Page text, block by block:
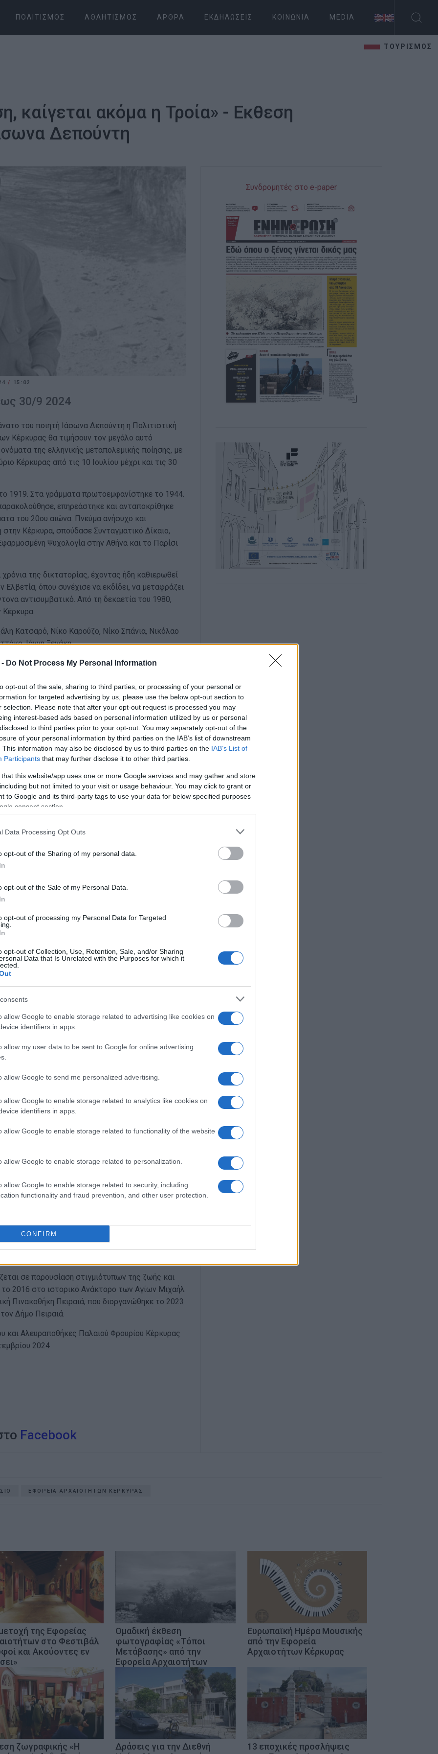
Do Not Process My Personal Information
opt-out of the sale, sharing to third parties, or processing of your personal or
for targeted advertising by us, please use the below opt-out section to
selection. Please note that after your opt-out request is processed you may
interest-based ads based on personal information utilized by us or personal
to third parties prior to your opt-out. You may separately opt-out of the
of your personal information by third parties on the IAB’s list of downstream
This information may also be disclosed by us to third parties on the IAB’s List of
Participants that may further disclose it to other third parties.
that this website/app uses one or more Google services and may gather and store
but not limited to your visit or usage behaviour. You may click to grant or
to Google and its third-party tags to use your data for below specified purposes
consent section.
Data Processing Opt Outs
opt-out of the Sharing of my personal data.
opt-out of the Sale of my Personal Data.
opt-out of processing my Personal Data for Targeted
opt-out of Collection, Use, Retention, Sale, and/or Sharing
Data that Is Unrelated with the Purposes for which it
allow Google to enable storage related to advertising like cookies on
identifiers in apps.
allow my user data to be sent to Google for online advertising
allow Google to send me personalized advertising.
allow Google to enable storage related to analytics like cookies on
identifiers in apps.
allow Google to enable storage related to functionality of the website
allow Google to enable storage related to personalization.
allow Google to enable storage related to security, including
functionality and fraud prevention, and other user protection.
CONFIRM
ΠΟΛΙΤΙΣΜΌΣ ΑΘΛΗΤΙΣΜΌΣ ΆΡΘΡΑ ΕΚΔΗΛΏΣΕΙΣ ΚΟΙΝΩΝΊΑ MEDIA
ΤΟΥΡΙΣΜΟΣ
καίγεται ακόμα η Τροία» - Εκθεση
Δεπούντη
/ 15:02
30/9 2024
του ποιητή Ιάσωνα Δεπούντη η Πολιτιστική
Κέρκυρας θα τιμήσουν τον μεγάλο αυτό
της ελληνικής μεταπολεμικής ποίησης, με
Κέρκυρας από τις 10 Ιουλίου μέχρι και τις 30
1919. Στα γράμματα πρωτοεμφανίστηκε το 1944.
επηρεάστηκε και ανταποκρίθηκε
του 20ου αιώνα. Πνεύμα ανήσυχο και
Κέρκυρα, σπούδασε Συνταγματικό Δίκαιο,
Ψυχολογία στην Αθήνα και το Παρίσι
της δικτατορίας, έχοντας ήδη καθιερωθεί
όπου συνέχισε να εκδίδει, να μεταφράζει
αντισυμβατικό. Από τη δεκαετία του 1980,
Κέρκυρα.
Κατσαρό, Νίκο Καρούζο, Νίκο Σπάνια, Νικόλαο
Ιάννη Ξενάκη.
ποιητή, ακολουθώντας μία στοιχειώδη
όπως αυτά εξελίσσονται μέσα στην πορεία
σχέση του Ιάσωνα Δεπούντη με τον κερκυραίο
Βρεττάκο. Ο Βρεττάκος έζησε ως πολιτικός
(Kinderdorf Pestalozzi) στο ελβετικό
να αναζητήσει και ο Δεπούντης καταφύγιο
1969.
το γεγονός ότι ασχολήθηκε εκτενώς με
μεταξύ άλλων πεζογραφήματα, δοκίμια,
αυτές οι μορφές υποτάσσονται τελικά σε μία
Αρχεία του Μουσείου Μπενάκη και από το
στην έκθεση το ευρύ φάσμα του έργου του
κατατοπιστικά πάνελ, διάφορα προσωπικά
αλλά και του Νίκου Βεντούρα.
και «μετακείμενα», δημιουργίες
περιόδου του ποιητή, κατά την οποία η
αποκαλύπτουν την ενιαία και ρευστή σχέση
Ιάσωνα Δεπούντη.
και το έργο του Ιάσωνα Δεπούντη στην Ελβετία:
Αναστασία και τον γιο τους Δημήτρη
του Ελληνικού Σπιτιού στο χωριό
στους πρόποδες των Άλπεων.
προσωπικοτήτων της Ελβετίας, έργα των οποίων
«Το κάλεσμα της Δημοκρατίας»), η χώρα που του
του έργου του μακριά από την τότε θλιβερή
στην ελληνική κοινότητα της Ζυρίχης και τις
στην ελβετική αυτή πόλη που
Athen).
για το έργο του Δεπούντη αλλά και στην
βιογραφικό σημείωμα και ποίημα του Ι.
μόνιμης έκθεσης στο ερευνητικό κέντρο
ανάμεσα σε παρόμοια κάδρα αφιερωμένα
Hermann Hesse και άλλους.
στη Σιλς-Μαρία βρίσκεται απέναντι από
έχει διατηρηθεί στην αυθεντική μορφή της.
Συσχετισμοί, Διάλογος με την Ιστορία»
αφιερώνει ένα κεφάλαιο στον Ιάσωνα
Έλληνες”, οι οποίοι άφησαν ανεξίτηλα
Ελβετία […] ως “Πρεσβευτές της Ελλάδος […]”
σε παρουσίαση στιγμιότυπων της ζωής και
2016 στο ιστορικό Ανάκτορο των Αγίων Μιχαήλ
Πινακοθήκη Πειραιά, που διοργανώθηκε το 2023
Δήμο Πειραιά.
και Αλευραποθήκες Παλαιού Φρουρίου Κέρκυρας
2024
Facebook
Συνδρομητές στο e-paper
ΕΦΟΡΕΙΑ ΑΡΧΑΙΟΤΗΤΩΝ ΚΕΡΚΥΡΑΣ
της Εφορείας
στο Φεστιβάλ
και Ακούοντες εν
Ομαδική έκθεση
φωτογραφίας «Τόποι
Μετάβασης» από την
Εφορεία Αρχαιοτήτων
Ευρωπαϊκή Ημέρα Μουσικής
από την Εφορεία
Αρχαιοτήτων Κέρκυρας
ζωγραφικής «Η
Δράσεις για την Διεθνή
13 εποχικές προσλήψεις